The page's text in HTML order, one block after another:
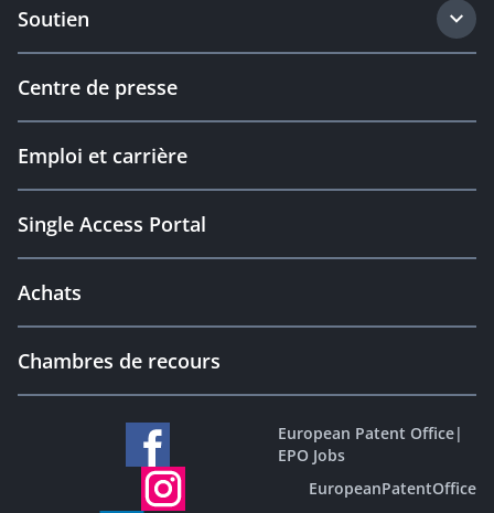
Soutien
Centre de presse
Emploi et carrière
Single Access Portal
Achats
Chambres de recours
European Patent Office|
EPO Jobs
EuropeanPatentOffice